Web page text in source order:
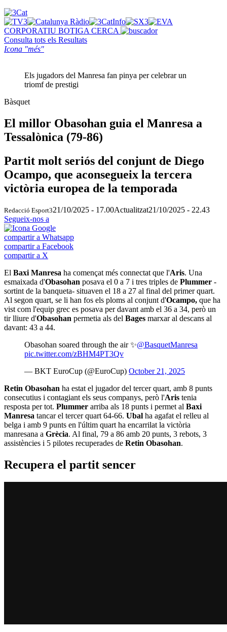
CORPORATIU BOTIGA CERCA
Consulta tots els Resultats
Icona "més"
Els jugadors del Manresa fan pinya per celebrar un
triomf de prestigi
Bàsquet
El millor Obasohan guia el Manresa a
Tessalònica (79-86)
Partit molt seriós del conjunt de Diego
Ocampo, que aconsegueix la tercera
victòria europea de la temporada
Redacció Esport321/10/2025 - 17.00Actualitzat21/10/2025 - 22.43
Segueix-nos a
compartir a Whatsapp
compartir a Facebook
compartir a X
El Baxi Manresa ha començat més connectat que l'Aris. Una
esmaixada d'Obasohan posava el 0 a 7 i tres triples de Plummer -
sortint de la banqueta- situaven el 18 a 27 al final del primer quart.
Al segon quart, se li han fos els ploms al conjunt d'Ocampo, que ha
vist com l'equip grec es posava per davant amb el 36 a 34, però un
tir lliure d'Obasohan permetia als del Bages marxar al descans al
davant: 43 a 44.
Obasohan soared through the air ✨@BasquetManresa
pic.twitter.com/zBHM4PT3Qv
— BKT EuroCup (@EuroCup) October 21, 2025
Retin Obasohan ha estat el jugador del tercer quart, amb 8 punts
consecutius i contagiant els seus companys, però l'Aris tenia
resposta per tot. Plummer arriba als 18 punts i permet al Baxi
Manresa tancar el tercer quart 64-66. Ubal ha agafat el relleu al
belga i amb 9 punts en l'últim quart ha encarrilat la victòria
manresana a Grècia. Al final, 79 a 86 amb 20 punts, 3 rebots, 3
assistències i 5 pilotes recuperades de Retin Obasohan.
Recupera el partit sencer